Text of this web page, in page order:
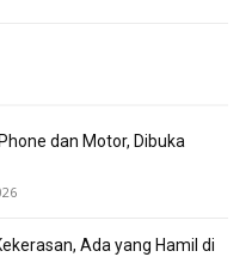
dan Motor, Dibuka
Ada yang Hamil di